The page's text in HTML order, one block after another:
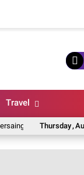
Travel
Thursday,
Pelayanan Terbaik